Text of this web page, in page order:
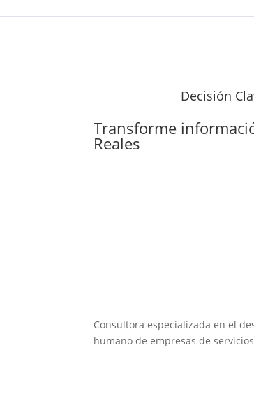
Decisión
Transforme
Reales
Consultora especializada en el
humano de empresas de